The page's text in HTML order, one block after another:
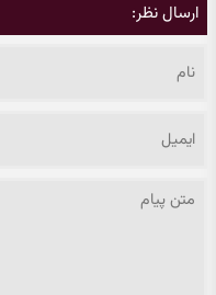
ارسال نظر: